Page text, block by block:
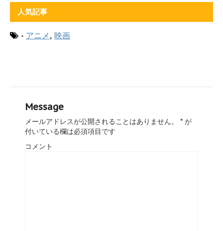
人気記事
- アニメ , 映画
Message
メールアドレスが公開されることはありません。 * が
付いている欄は必須項目です
コメント